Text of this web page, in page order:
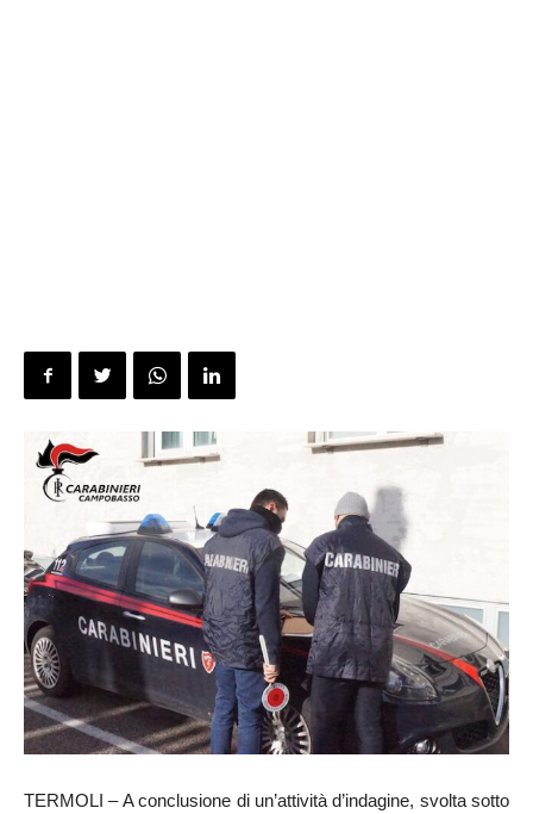
TERMOLI – A conclusione di un’attività d’indagine, svolta sotto